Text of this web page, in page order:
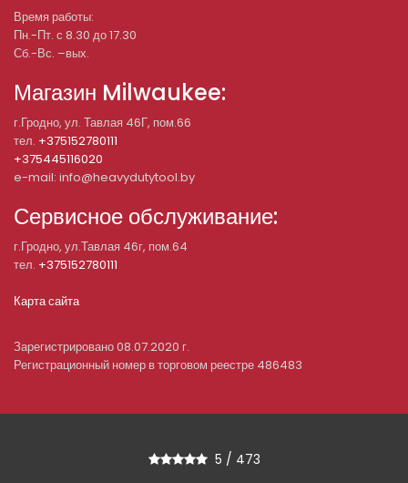
Время работы:
Пн.-Пт. с 8.30 до 17.30
Сб.-Вс. –вых.
Магазин Milwaukee:
г.Гродно, ул. Тавлая 46Г, пом.66
тел. +375152780111
+375445116020
e-mail: info@heavydutytool.by
Сервисное обслуживание:
г.Гродно, ул.Тавлая 46г, пом.64
тел. +375152780111
Карта сайта
Зарегистрировано 08.07.2020 г.
Регистрационный номер в торговом реестре 486483
5 / 473